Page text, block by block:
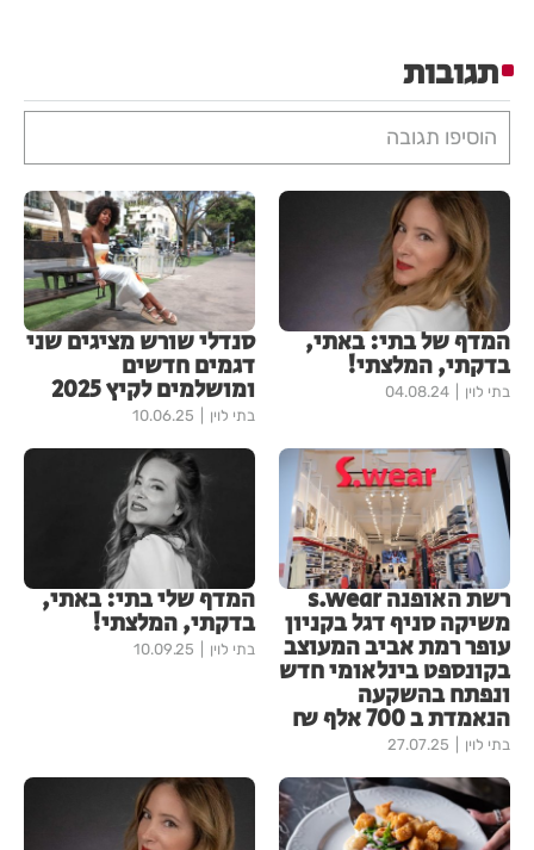
תגובות
הוסיפו תגובה
המדף של בתי: באתי,
בדקתי, המלצתי!
בתי לוין 04.08.24
סנדלי שורש מציגים שני
דגמים חדשים
ומושלמים לקיץ 2025
בתי לוין 10.06.25
רשת האופנה s.wear
משיקה סניף דגל בקניון
עופר רמת אביב המעוצב
בקונספט בינלאומי חדש
ונפתח בהשקעה
הנאמדת ב 700 אלף ₪
בתי לוין 27.07.25
המדף שלי בתי: באתי,
בדקתי, המלצתי!
בתי לוין 10.09.25